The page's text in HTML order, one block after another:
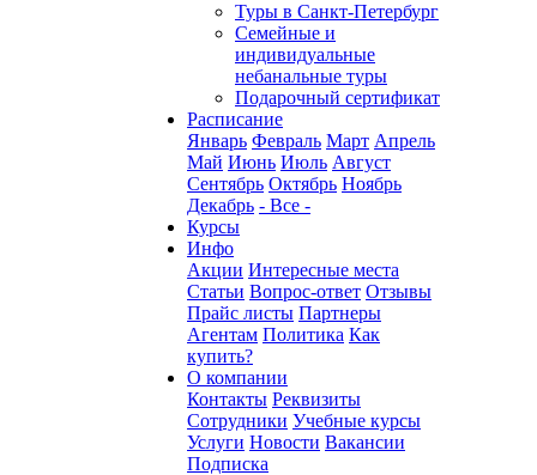
Туры в Санкт-Петербург
Семейные и
индивидуальные
небанальные туры
Подарочный сертификат
Расписание
Январь Февраль Март Апрель
Май Июнь Июль Август
Сентябрь Октябрь Ноябрь
Декабрь - Все -
Курсы
Инфо
Акции Интересные места
Статьи Вопрос-ответ Отзывы
Прайс листы Партнеры
Агентам Политика Как
купить?
О компании
Контакты Реквизиты
Сотрудники Учебные курсы
Услуги Новости Вакансии
Подписка